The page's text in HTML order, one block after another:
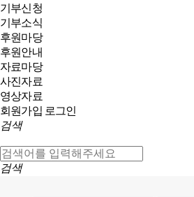
기부신청
기부소식
후원마당
후원안내
자료마당
사진자료
영상자료
회원가입 로그인
검색
검색